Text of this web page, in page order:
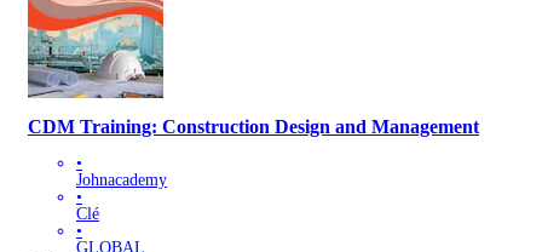
CDM Training: Construction Design and Management
•
Johnacademy
•
Clé
•
GLOBAL